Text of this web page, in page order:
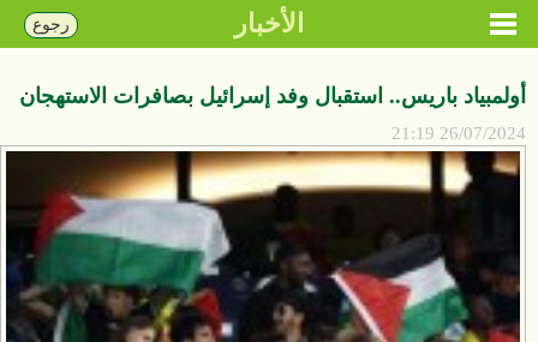
رجوع الأخبار
أولمبياد باريس.. استقبال وفد إسرائيل بصافرات الاستهجان
26/07/2024 21:19